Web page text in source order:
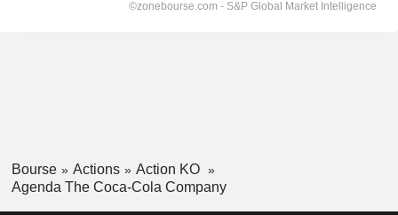
Bourse Actions
Action KO
Agenda The Coca-Cola Company